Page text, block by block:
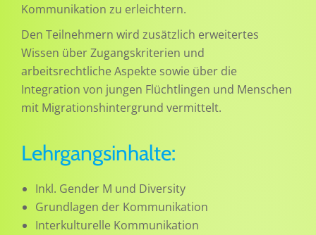
Kommunikation zu erleichtern.
Den Teilnehmern wird zusätzlich erweitertes
Wissen über Zugangskriterien und
arbeitsrechtliche Aspekte sowie über die
Integration von jungen Flüchtlingen und Menschen
mit Migrationshintergrund vermittelt.
Lehrgangsinhalte:
Inkl. Gender M und Diversity
Grundlagen der Kommunikation
Interkulturelle Kommunikation